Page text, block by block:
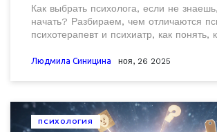
Как выбрать психолога, если не
начать? Разбираем, чем отличаются
психотерапевт и психиатр, как понять,
первом визите.
Людмила Синицина ноя, 26 2025
ПСИХОЛОГИЯ